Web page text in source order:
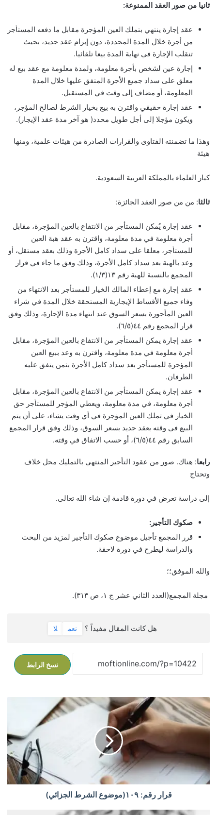
ثانيا من صور العقد الممنوعة:
عقد إجارة ينتهي بتملك العين المؤجرة مقابل ما دفعه المستأجر
من أجرة خلال المدة المحددة، دون إبرام عقد جديد، بحيث
تنقلب الإجارة في نهاية المدة بيعا تلقائيا.
إجارة عين لشخص بأجرة معلومة، ولمدة معلومة مع عقد بيع له
معلق على سداد جميع الأجرة المتفق عليها خلال المدة
المعلومة، أو مضاف إلى وقت في المستقبل.
عقد إجارة حقيقي واقترن به بیع بخيار الشرط لصالح المؤجر،
ويكون مؤجلا إلى أجل طويل محدد( هو آخر مدة عقد الإيجار).
وهذا ما تضمنته الفتاوى والقرارات الصادرة من هيئات علمية، ومنها
هيئة
كبار العلماء بالمملكة العربية السعودية.
ثالثا: من من صور العقد الجائزة:
عقد إجارة يُمكن المستأجر من الانتفاع بالعين المؤجرة، مقابل
أجرة معلومة في مدة معلومة، واقترن به عقد هبة العين
للمستأجر، معلقا على سداد كامل الأجرة وذلك بعقد مستقل، أو
وعد بالهبة بعد سداد كامل الأجرة، وذلك وفق ما جاء في قرار
المجمع بالنسبة للهبة رقم ۱۳(۱/۳).
عقد إجارة مع إعطاء المالك الخيار للمستأجر بعد الانتهاء من
وفاء جميع الأقساط الإيجارية المستحقة خلال المدة في شراء
العين المأجورة بسعر السوق عند انتهاء مدة الإجارة، وذلك وفق
قرار المجمع رقم ٤٤(٦/٥).
عقد إجارة يمكن المستأجر من الانتفاع بالعين المؤجرة، مقابل
أجرة معلومة في مدة معلومة، واقترن به وعد ببيع العين
المؤجرة للمستأجر بعد سداد كامل الأجرة بثمن يتفق عليه
الطرفان.
عقد إجارة يمكن المستأجر من الانتفاع بالعين المؤجرة، مقابل
أجرة معلومة، في مدة معلومة، ويعطي المؤجر للمستأجر حق
الخيار في تملك العين المؤجرة في أي وقت يشاء، على أن يتم
البيع في وقته بعقد جديد بسعر السوق، وذلك وفق قرار المجمع
السابق رقم ٤٤(٦/٥)، أو حسب الاتفاق في وقته.
رابعا: هناك. صور من عقود التأجير المنتهي بالتمليك محل خلاف
وتحتاج
إلى دراسة تعرض في دورة قادمة إن شاء الله تعالى.
صكوك التأجير:
قرر المجمع تأجيل موضوع صكوك التأجير لمزيد من البحث
والدراسة ليطرح في دورة لاحقة.
والله الموفق؛؛
مجلة المجمع(العدد الثاني عشر ج ۱، ص ۳۱۳).
هل كانت المقال مفيداً ؟ نعم لا
نسخ الرابط
ق
ر
ا
ر
م
:
۱
قرار رقم: ۱۰۹(موضوع الشرط الجزائي)